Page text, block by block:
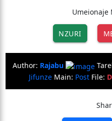
Umeionaje
NZURI
Author: Rajabu
Jifunze Main: Post File: